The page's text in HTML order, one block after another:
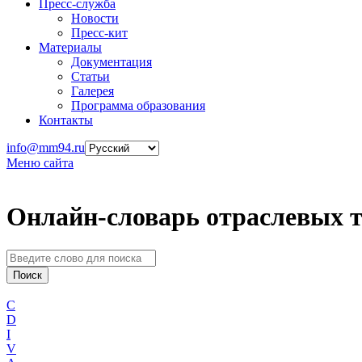
Пресс-служба
Новости
Пресс-кит
Материалы
Документация
Статьи
Галерея
Программа образования
Контакты
info@mm94.ru
Меню сайта
Онлайн-словарь отраслевых
C
D
I
V